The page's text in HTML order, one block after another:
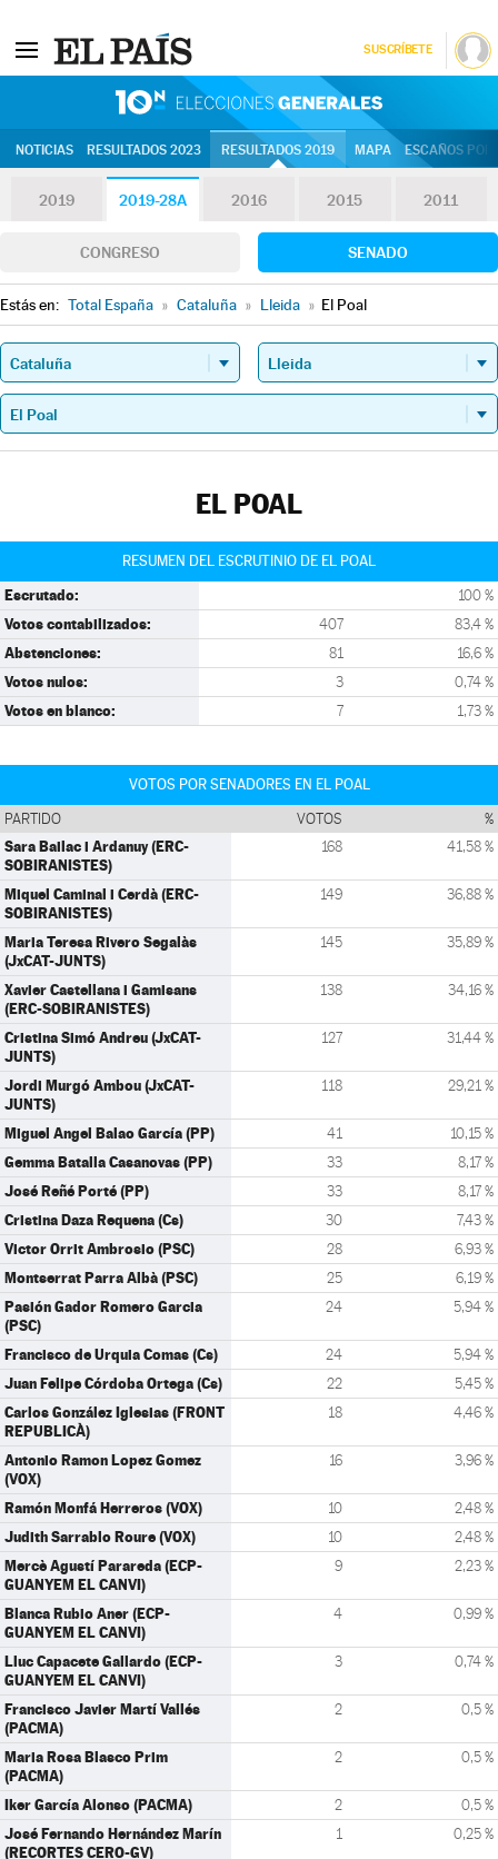
SUSCRÍBETE
NOTICIAS RESULTADOS 2023 RESULTADOS 2019 MAPA ESCAÑOS
2019 2019-28A 2016 2015 2011
CONGRESO SENADO
Estás en: Total España » Cataluña » Lleida » El Poal
EL POAL
RESUMEN DEL ESCRUTINIO DE EL POAL
Escrutado: 100 %
Votos contabilizados: 407 83,4 %
Abstenciones: 81 16,6 %
Votos nulos: 3 0,74 %
Votos en blanco: 7 1,73 %
VOTOS POR SENADORES EN EL POAL
PARTIDO VOTOS %
Sara Bailac i Ardanuy (ERC-
SOBIRANISTES)
168 41,58 %
Miquel Caminal i Cerdà (ERC-
SOBIRANISTES)
149 36,88 %
Maria Teresa Rivero Segalàs
(JxCAT-JUNTS)
145 35,89 %
Xavier Castellana i Gamisans
(ERC-SOBIRANISTES)
138 34,16 %
Cristina Simó Andreu (JxCAT-
JUNTS)
127 31,44 %
Jordi Murgó Ambou (JxCAT-
JUNTS)
118 29,21 %
Miguel Angel Balao García (PP) 41 10,15 %
Gemma Batalla Casanovas (PP) 33 8,17 %
José Reñé Porté (PP) 33 8,17 %
Cristina Daza Requena (Cs) 30 7,43 %
Victor Orrit Ambrosio (PSC) 28 6,93 %
Montserrat Parra Albà (PSC) 25 6,19 %
Pasión Gador Romero Garcia
(PSC)
24 5,94 %
Francisco de Urquia Comas (Cs) 24 5,94 %
Juan Felipe Córdoba Ortega (Cs) 22 5,45 %
Carlos González Iglesias (FRONT
REPUBLICÀ)
18 4,46 %
Antonio Ramon Lopez Gomez
(VOX)
16 3,96 %
Ramón Monfá Herreros (VOX) 10 2,48 %
Judith Sarrablo Roure (VOX) 10 2,48 %
Mercè Agustí Parareda (ECP-
GUANYEM EL CANVI)
9 2,23 %
Blanca Rubio Aner (ECP-
GUANYEM EL CANVI)
4 0,99 %
Lluc Capacete Gallardo (ECP-
GUANYEM EL CANVI)
3 0,74 %
Francisco Javier Martí Vallés
(PACMA)
2 0,5 %
Maria Rosa Blasco Prim
(PACMA)
2 0,5 %
Iker García Alonso (PACMA) 2 0,5 %
José Fernando Hernández Marín
(RECORTES CERO-GV)
1 0,25 %